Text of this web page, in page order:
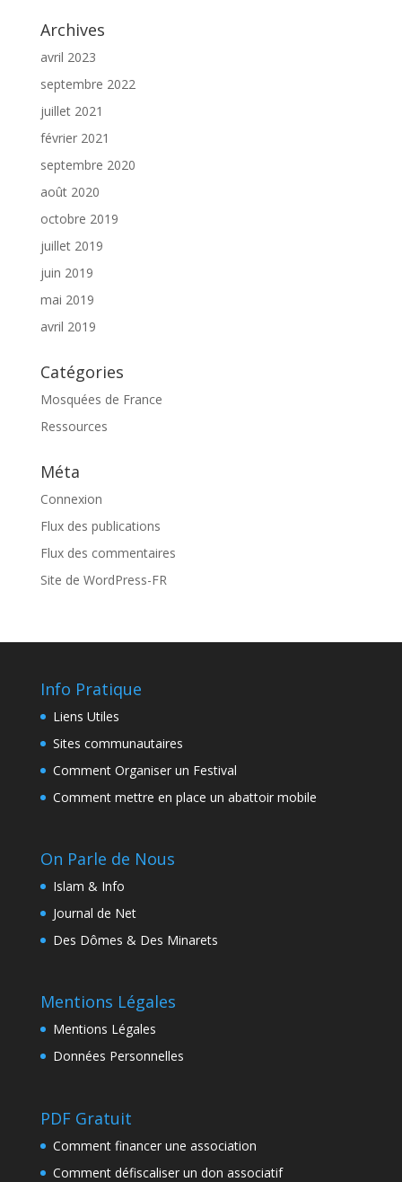
Archives
avril 2023
septembre 2022
juillet 2021
février 2021
septembre 2020
août 2020
octobre 2019
juillet 2019
juin 2019
mai 2019
avril 2019
Catégories
Mosquées de France
Ressources
Méta
Connexion
Flux des publications
Flux des commentaires
Site de WordPress-FR
Info Pratique
Liens Utiles
Sites communautaires
Comment Organiser un Festival
Comment mettre en place un abattoir mobile
On Parle de Nous
Islam & Info
Journal de Net
Des Dômes & Des Minarets
Mentions Légales
Mentions Légales
Données Personnelles
PDF Gratuit
Comment financer une association
Comment défiscaliser un don associatif